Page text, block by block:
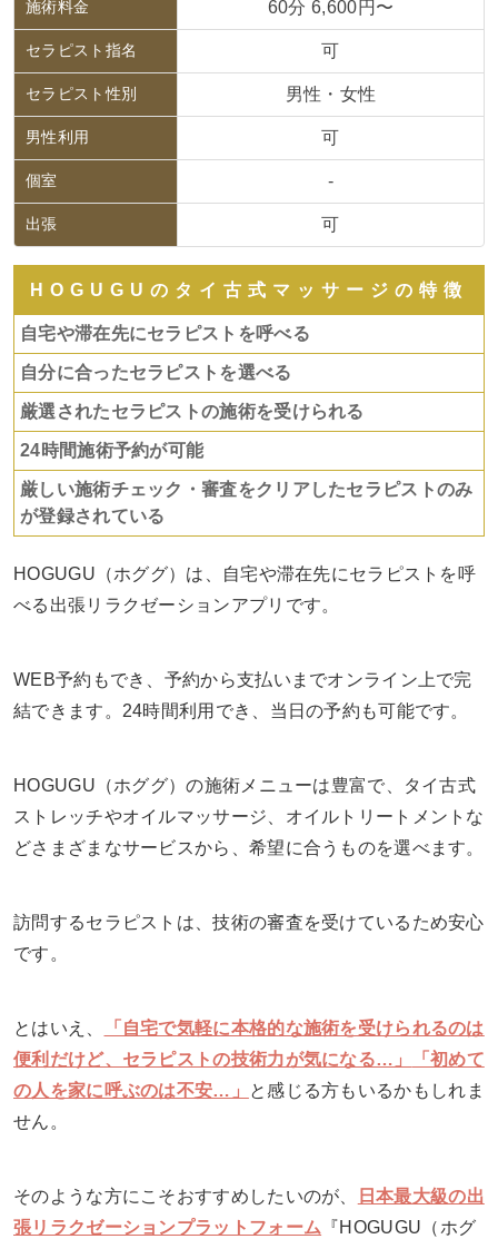
施術料金 60分 6,600円〜
セラピスト指名 可
セラピスト性別 男性・女性
男性利用 可
個室 -
出張 可
HOGUGUのタイ古式マッサージの特徴
自宅や滞在先にセラピストを呼べる
自分に合ったセラピストを選べる
厳選されたセラピストの施術を受けられる
24時間施術予約が可能
厳しい施術チェック・審査をクリアしたセラピストのみ
が登録されている
HOGUGU（ホググ）は、自宅や滞在先にセラピストを呼
べる出張リラクゼーションアプリです。
WEB予約もでき、予約から支払いまでオンライン上で完
結できます。24時間利用でき、当日の予約も可能です。
HOGUGU（ホググ）の施術メニューは豊富で、タイ古式
ストレッチやオイルマッサージ、オイルトリートメントな
どさまざまなサービスから、希望に合うものを選べます。
訪問するセラピストは、技術の審査を受けているため安心
です。
とはいえ、
「自宅で気軽に本格的な施術を受けられるのは
便利だけど、セラピストの技術力が気になる…」
「初めて
の人を家に呼ぶのは不安…」
と感じる方もいるかもしれま
せん。
そのような方にこそおすすめしたいのが、
日本最大級の出
張リラクゼーションプラットフォーム 『HOGUGU（ホグ